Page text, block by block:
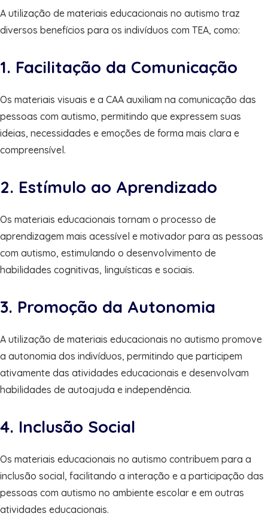
A utilização de materiais educacionais no autismo traz
diversos benefícios para os indivíduos com TEA, como:
1. Facilitação da Comunicação
Os materiais visuais e a CAA auxiliam na comunicação das
pessoas com autismo, permitindo que expressem suas
ideias, necessidades e emoções de forma mais clara e
compreensível.
2. Estímulo ao Aprendizado
Os materiais educacionais tornam o processo de
aprendizagem mais acessível e motivador para as pessoas
com autismo, estimulando o desenvolvimento de
habilidades cognitivas, linguísticas e sociais.
3. Promoção da Autonomia
A utilização de materiais educacionais no autismo promove
a autonomia dos indivíduos, permitindo que participem
ativamente das atividades educacionais e desenvolvam
habilidades de autoajuda e independência.
4. Inclusão Social
Os materiais educacionais no autismo contribuem para a
inclusão social, facilitando a interação e a participação das
pessoas com autismo no ambiente escolar e em outras
atividades educacionais.